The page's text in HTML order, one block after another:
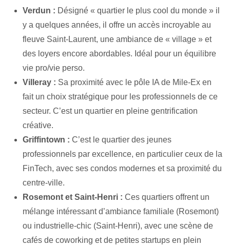
Verdun : Désigné « quartier le plus cool du monde » il
y a quelques années, il offre un accès incroyable au
fleuve Saint-Laurent, une ambiance de « village » et
des loyers encore abordables. Idéal pour un équilibre
vie pro/vie perso.
Villeray : Sa proximité avec le pôle IA de Mile-Ex en
fait un choix stratégique pour les professionnels de ce
secteur. C’est un quartier en pleine gentrification
créative.
Griffintown : C’est le quartier des jeunes
professionnels par excellence, en particulier ceux de la
FinTech, avec ses condos modernes et sa proximité du
centre-ville.
Rosemont et Saint-Henri : Ces quartiers offrent un
mélange intéressant d’ambiance familiale (Rosemont)
ou industrielle-chic (Saint-Henri), avec une scène de
cafés de coworking et de petites startups en plein